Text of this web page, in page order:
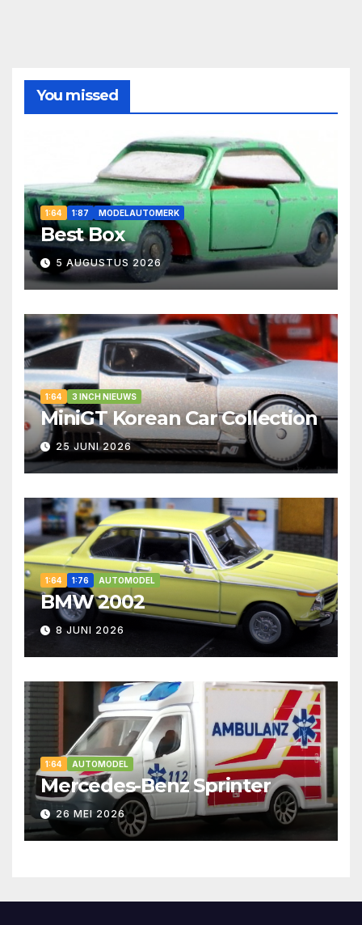
You missed
1:64 1:87 MODELAUTOMERK
Best Box
5 AUGUSTUS 2026
1:64 3 INCH NIEUWS
MiniGT Korean Car Collection
25 JUNI 2026
1:64 1:76 AUTOMODEL
BMW 2002
8 JUNI 2026
1:64 AUTOMODEL
Mercedes-Benz Sprinter
26 MEI 2026